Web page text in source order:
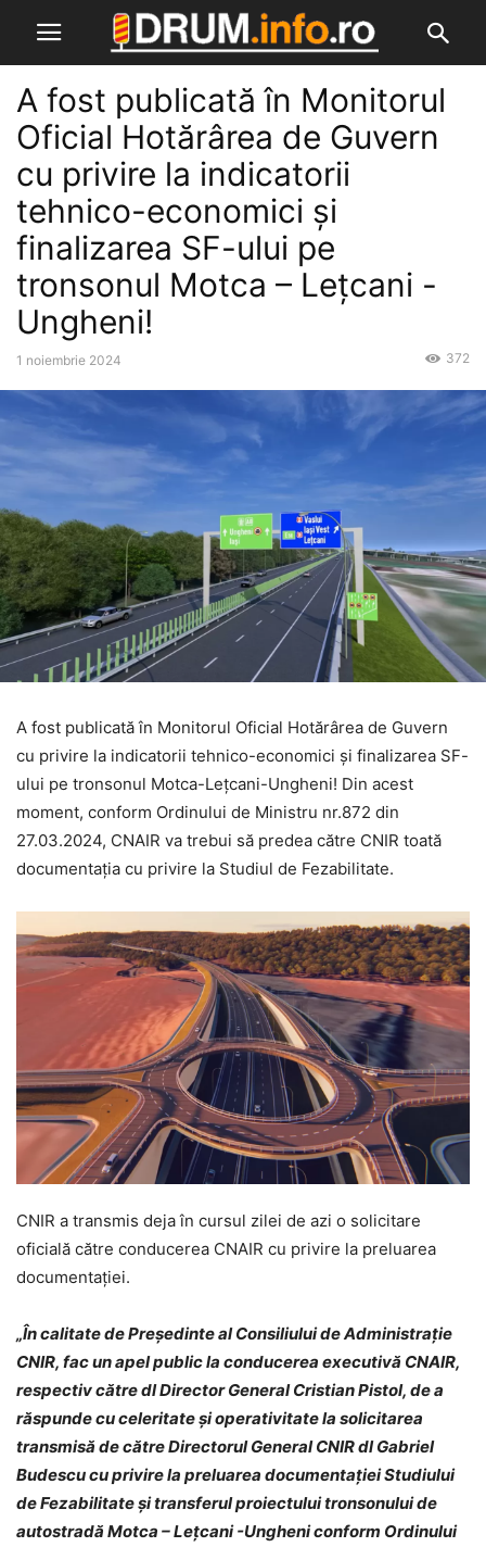
A fost publicată în Monitorul
Oficial Hotărârea de Guvern
cu privire la indicatorii
tehnico-economici și
finalizarea SF-ului pe
tronsonul Motca – Leţcani -
Ungheni!
1 noiembrie 2024 372
A fost publicată în Monitorul Oficial Hotărârea de Guvern
cu privire la indicatorii tehnico-economici și finalizarea SF-
ului pe tronsonul Motca-Leţcani-Ungheni! Din acest
moment, conform Ordinului de Ministru nr.872 din
27.03.2024, CNAIR va trebui să predea către CNIR toată
documentația cu privire la Studiul de Fezabilitate.
CNIR a transmis deja în cursul zilei de azi o solicitare
oficială către conducerea CNAIR cu privire la preluarea
documentației.
„În calitate de Președinte al Consiliului de Administrație
CNIR, fac un apel public la conducerea executivă CNAIR,
respectiv către dl Director General Cristian Pistol, de a
răspunde cu celeritate și operativitate la solicitarea
transmisă de către Directorul General CNIR dl Gabriel
Budescu cu privire la preluarea documentației Studiului
de Fezabilitate și transferul proiectului tronsonului de
autostradă Motca – Leţcani -Ungheni conform Ordinului